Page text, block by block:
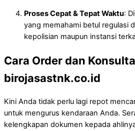
Proses Cepat & Tepat Waktu:
yang memahami betul regulasi
kepolisian maupun instansi
Cara Order dan
birojasastnk.co.id
Kini Anda tidak perlu lagi repot
untuk mengurus kendaraan Anda.
kelengkapan dokumen kepada